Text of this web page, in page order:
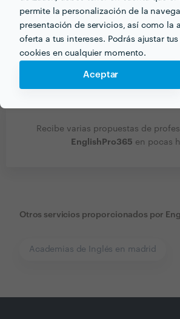
permite la personalización de la
presentación de servicios, así como la
oferta a tus intereses. Podrás ajustar
cookies en cualquier momento.
Aceptar
Recibe varias propuestas de
EnglishPro365 en pocas
Otros servicios proporcionados por
Academias de Inglés en madrid